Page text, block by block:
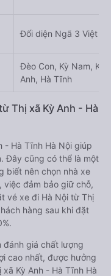
Đối diện Ngã 3 Việt
Đèo Con, Kỳ Nam, Kỳ
Anh, Hà Tĩnh
Thị xã Kỳ Anh - Hà
- Hà Tĩnh Hà Nội giúp
Đây cũng có thể là một
biết nên chọn nhà xe
việc đảm bảo giữ chỗ,
vé xe đi Hà Nội từ Thị
hàng sau khi đặt
đánh giá chất lượng
cao nhất, được hưởng
Kỳ Anh - Hà Tĩnh Hà